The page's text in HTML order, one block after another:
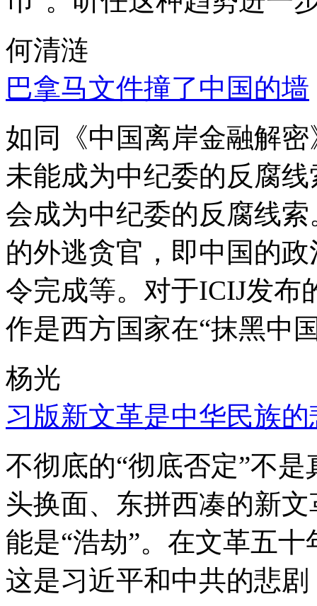
何清涟
巴拿马文件撞了中国的墙
如同《中国离岸金融解
未能成为中纪委的反腐
会成为中纪委的反腐线
的外逃贪官，即中国的
令完成等。对于ICIJ发布
作是西方国家在“抹黑中
杨光
习版新文革是中华民族的
不彻底的“彻底否定”不
头换面、东拼西凑的新
能是“浩劫”。在文革五
这是习近平和中共的悲